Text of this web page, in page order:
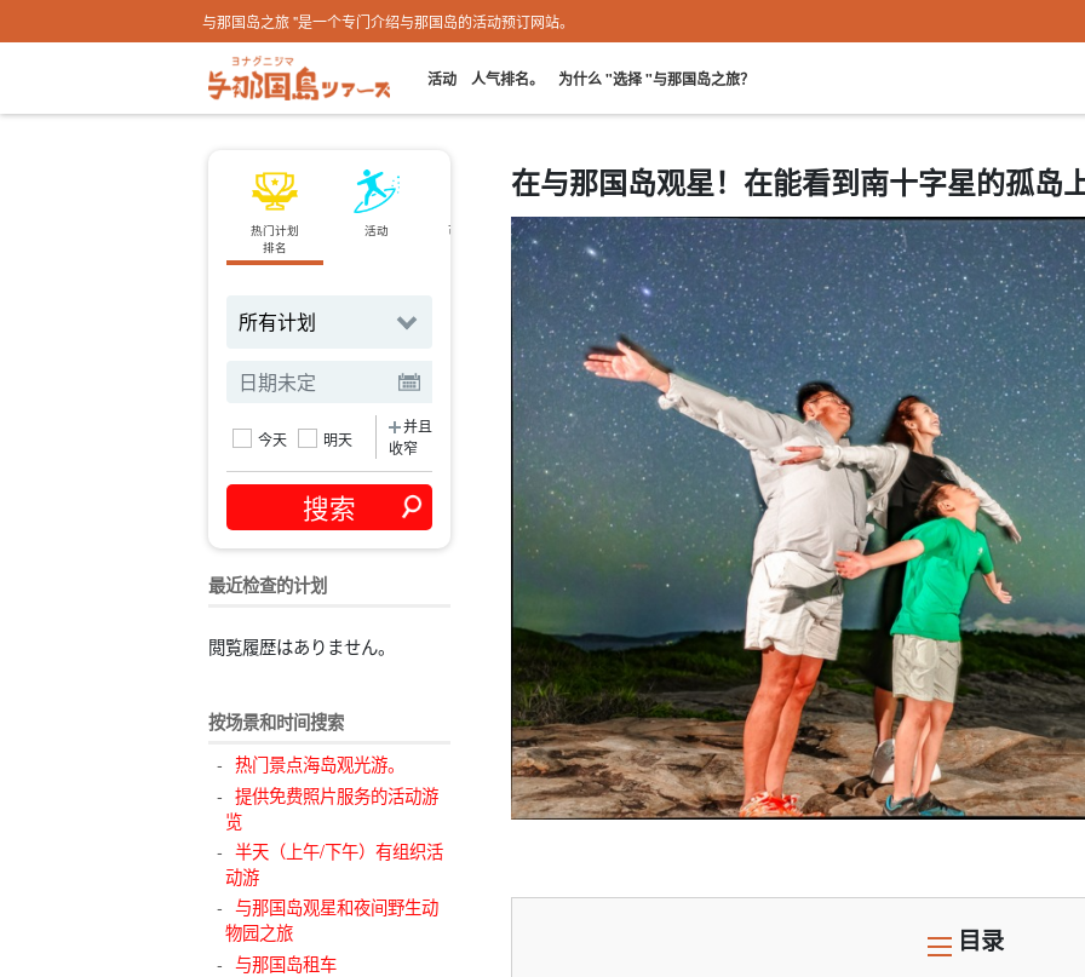
与那国岛之旅 "是一个专门介绍与那国岛的活动预订网站。
活动 人气排名。 为什么 "选择 "与那国岛之旅？
热门计划
排名
活动
可当天预订
租车
注意车已满。
岛屿观光
免费摄影
观光
晚餐计划 酒店住宿计划
今天 明天
并且
收窄
最近检查的计划
閲覧履歴はありません。
按场景和时间搜索
热门景点海岛观光游。
提供免费照片服务的活动游
览
半天（上午/下午）有组织活
动游
与那国岛观星和夜间野生动
物园之旅
与那国岛租车
在与那国岛观星！在能看到南十字星的孤岛
目录